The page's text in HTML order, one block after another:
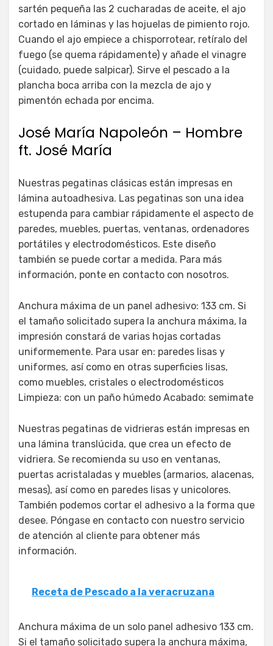
sartén pequeña las 2 cucharadas de aceite, el ajo
cortado en láminas y las hojuelas de pimiento rojo.
Cuando el ajo empiece a chisporrotear, retíralo del
fuego (se quema rápidamente) y añade el vinagre
(cuidado, puede salpicar). Sirve el pescado a la
plancha boca arriba con la mezcla de ajo y
pimentón echada por encima.
José María Napoleón – Hombre
ft. José María
Nuestras pegatinas clásicas están impresas en
lámina autoadhesiva. Las pegatinas son una idea
estupenda para cambiar rápidamente el aspecto de
paredes, muebles, puertas, ventanas, ordenadores
portátiles y electrodomésticos. Este diseño
también se puede cortar a medida. Para más
información, ponte en contacto con nosotros.
Anchura máxima de un panel adhesivo: 133 cm. Si
el tamaño solicitado supera la anchura máxima, la
impresión constará de varias hojas cortadas
uniformemente. Para usar en: paredes lisas y
uniformes, así como en otras superficies lisas,
como muebles, cristales o electrodomésticos
Limpieza: con un paño húmedo Acabado: semimate
Nuestras pegatinas de vidrieras están impresas en
una lámina translúcida, que crea un efecto de
vidriera. Se recomienda su uso en ventanas,
puertas acristaladas y muebles (armarios, alacenas,
mesas), así como en paredes lisas y unicolores.
También podemos cortar el adhesivo a la forma que
desee. Póngase en contacto con nuestro servicio
de atención al cliente para obtener más
información.
Receta de Pescado a la veracruzana
Anchura máxima de un solo panel adhesivo 133 cm.
Si el tamaño solicitado supera la anchura máxima,